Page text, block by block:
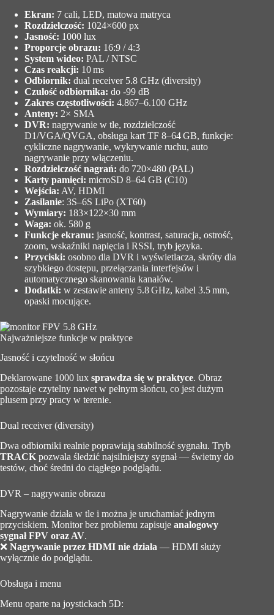
Ekran: 7 cali, LED, matowa matryca
Rozdzielczość: 1024×600 px
Jasność: 1000 lux
Proporcje obrazu: 16:9 / 4:3
System wideo: PAL / NTSC
Czas reakcji: 10 ms
Odbiornik: dual receiver 5.8 GHz (diversity)
Czułość odbiornika: do -99 dB
Zakres częstotliwości: 4.867–6.100 GHz
Anteny: 2× SMA
DVR: nagrywanie w tle, rozdzielczość
D1/VGA/QVGA, obsługa kart TF 8–64 GB, funkcje:
cykliczne nagrywanie, wykrywanie ruchu, auto
nagrywanie przy włączeniu.
Rozdzielczość nagrań: do 720×480 (PAL)
Karty pamięci: microSD 8–64 GB (C10)
Wejścia: AV, HDMI
Zasilanie: 3S–6S LiPo (XT60)
Wymiary: 183×122×30 mm
Waga: ok. 580 g
Funkcje ekranu: jasność, kontrast, saturacja, ostrość,
zoom, wskaźniki napięcia i RSSI, tryb języka.
Przyciski: osobno dla DVR i wyświetlacza, skróty dla
szybkiego dostępu, przełączania interfejsów i
automatycznego skanowania kanałów.
Dodatki: w zestawie anteny 5.8 GHz, kabel 3.5 mm,
opaski mocujące.
Najważniejsze funkcje w praktyce
Jasność i czytelność w słońcu
Deklarowane 1000 lux sprawdza się w praktyce. Obraz
pozostaje czytelny nawet w pełnym słońcu, co jest dużym
plusem przy pracy w terenie.
Dual receiver (diversity)
Dwa odbiorniki realnie poprawiają stabilność sygnału. Tryb
TRACK pozwala śledzić najsilniejszy sygnał — świetny do
testów, choć średni do ciągłego podglądu.
DVR – nagrywanie obrazu
Nagrywanie działa w tle i można je uruchamiać jednym
przyciskiem. Monitor bez problemu zapisuje analogowy
sygnał FPV oraz AV.
❌ Nagrywanie przez HDMI nie działa — HDMI służy
wyłącznie do podglądu.
Obsługa i menu
Menu oparte na joystickach 5D: